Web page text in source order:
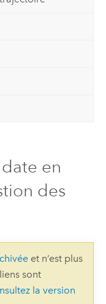
en
des
et n’est plus
sont
la version